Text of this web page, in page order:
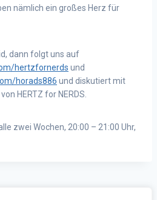
nämlich ein großes Herz für
dann folgt uns auf
hertzfornerds und
horads886 und diskutiert mit
HERTZ for NERDS.
zwei Wochen, 20:00 – 21:00 Uhr,